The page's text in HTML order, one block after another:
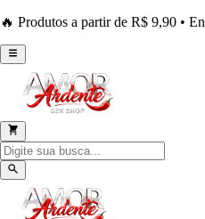
🔥 Produtos a partir de R$ 9,90 •